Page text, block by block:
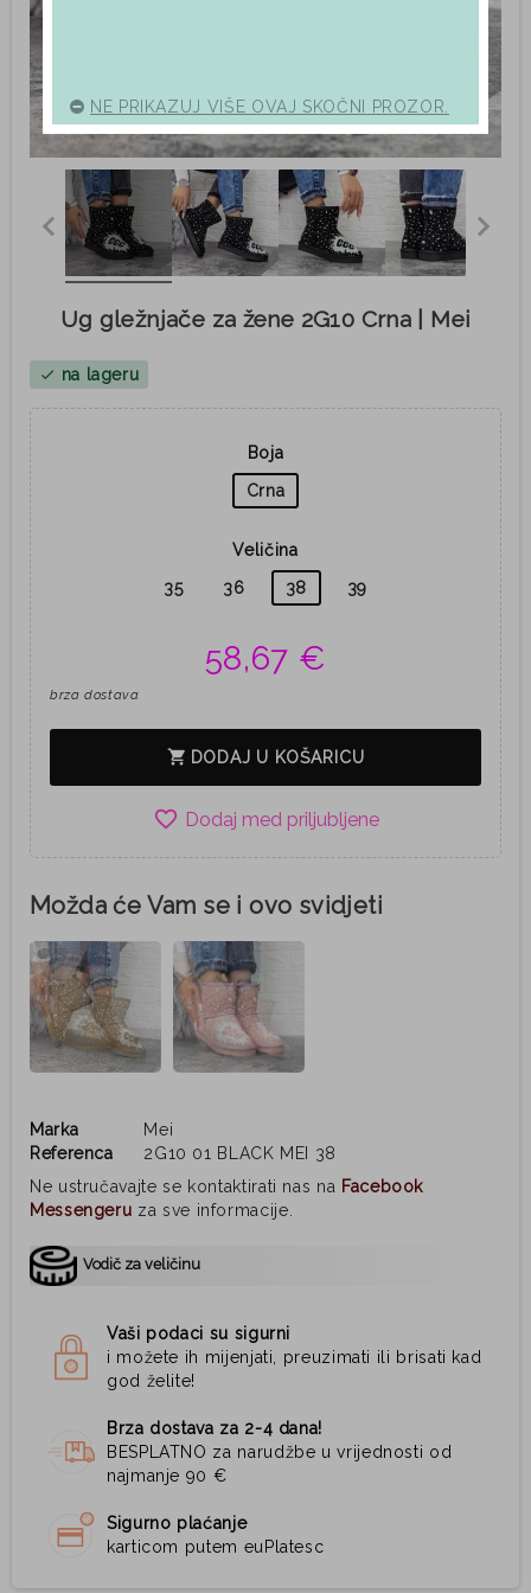
Ug gležnjače za žene 2G10 Crna | Mei
check na lageru
Boja
Crna
Veličina
35
36 38 39
58,67 €
brza dostava
shopping_cart DODAJ U KOŠARICU
favorite_border
Možda će Vam se i ovo svidjeti
Marka
Mei
Referenca
2G10 01 BLACK MEI 38
Ne ustručavajte se kontaktirati nas na Facebook
Messengeru za sve informacije.
Vodič za veličinu
Vaši podaci su sigurni
i možete ih mijenjati, preuzimati ili brisati kad
god želite!
Brza dostava za 2-4 dana!
BESPLATNO za narudžbe u vrijednosti od
najmanje 90 €
Sigurno plaćanje
karticom putem euPlatesc
NE PRIKAZUJ VIŠE OVAJ SKOČNI PROZOR.